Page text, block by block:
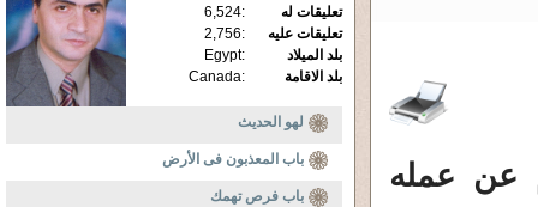
عن عمله
تعليقات له
:
6,524
تعليقات عليه
:
2,756
بلد الميلاد
:
Egypt
بلد الاقامة
:
Canada
لهو الحديث
باب المعذبون فى الأرض
باب فرص تهمك